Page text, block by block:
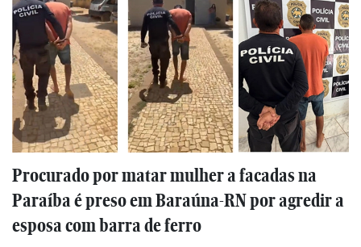
Procurado por matar mulher a facadas na
Paraíba é preso em Baraúna-RN por agredir a
esposa com barra de ferro